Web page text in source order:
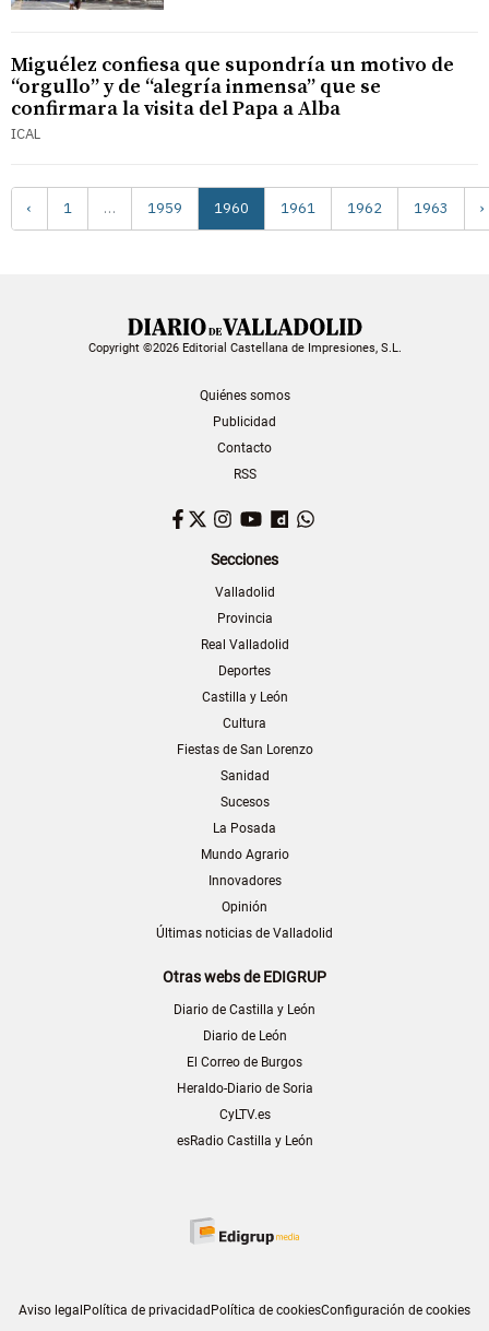
Miguélez confiesa que supondría un motivo de
“orgullo” y de “alegría inmensa” que se
confirmara la visita del Papa a Alba
ICAL
‹ 1 … 1959 1960 1961 1962 1963 ›
Copyright ©2026 Editorial Castellana de Impresiones, S.L.
Quiénes somos
Publicidad
Contacto
RSS
Facebook
TwitterInstagram
YouTubeDailymotion
Secciones
Valladolid
Provincia
Real Valladolid
Deportes
Castilla y León
Cultura
Fiestas de San Lorenzo
Sanidad
Sucesos
La Posada
Mundo Agrario
Innovadores
Opinión
Últimas noticias de Valladolid
Otras webs de EDIGRUP
Diario de Castilla y León
Diario de León
El Correo de Burgos
Heraldo-Diario de Soria
CyLTV.es
esRadio Castilla y León
Aviso legal Política de privacidad Política de cookiesConfiguración de cookies